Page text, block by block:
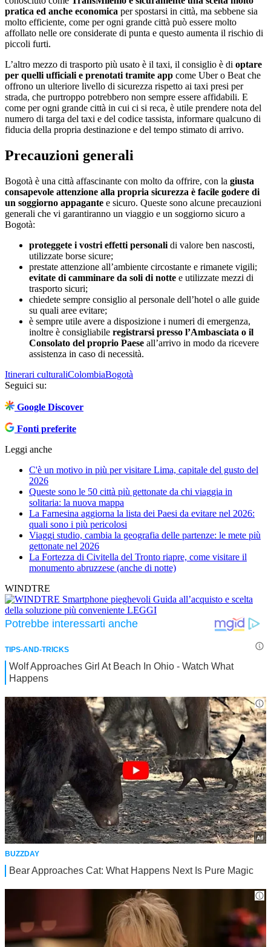
pratica ed anche economica per spostarsi in città, ma sebbene sia
molto efficiente, come per ogni grande città può essere molto
affollato nelle ore considerate di punta e questo aumenta il rischio di
piccoli furti.
L’altro mezzo di trasporto più usato è il taxi, il consiglio è di optare
per quelli ufficiali e prenotati tramite app come Uber o Beat che
offrono un ulteriore livello di sicurezza rispetto ai taxi presi per
strada, che purtroppo potrebbero non sempre essere affidabili. E
come per ogni grande città in cui ci si reca, è utile prendere nota del
numero di targa del taxi e del codice tassista, informare qualcuno di
fiducia della propria destinazione e del tempo stimato di arrivo.
Precauzioni generali
Bogotà è una città affascinante con molto da offrire, con la giusta
consapevole attenzione alla propria sicurezza è facile godere di
un soggiorno appagante e sicuro. Queste sono alcune precauzioni
generali che vi garantiranno un viaggio e un soggiorno sicuro a
Bogotà:
proteggete i vostri effetti personali di valore ben nascosti,
utilizzate borse sicure;
prestate attenzione all’ambiente circostante e rimanete vigili;
evitate di camminare da soli di notte e utilizzate mezzi di
trasporto sicuri;
chiedete sempre consiglio al personale dell’hotel o alle guide
su quali aree evitare;
è sempre utile avere a disposizione i numeri di emergenza,
inoltre è consigliabile registrarsi presso l’Ambasciata o il
Consolato del proprio Paese all’arrivo in modo da ricevere
assistenza in caso di necessità.
Itinerari culturaliColombiaBogotà
Seguici su:
Google Discover
Fonti preferite
Leggi anche
C'è un motivo in più per visitare Lima, capitale del gusto del
2026
Queste sono le 50 città più gettonate da chi viaggia in
solitaria: la nuova mappa
La Farnesina aggiorna la lista dei Paesi da evitare nel 2026:
quali sono i più pericolosi
Viaggi studio, cambia la geografia delle partenze: le mete più
gettonate nel 2026
La Fortezza di Civitella del Tronto riapre, come visitare il
monumento abruzzese (anche di notte)
WINDTRE
Smartphone pieghevoli Guida all’acquisto e scelta
della soluzione più conveniente LEGGI